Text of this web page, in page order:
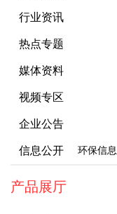
行业资讯
热点专题
媒体资料
视频专区
企业公告
信息公开 环保信息
产品展厅